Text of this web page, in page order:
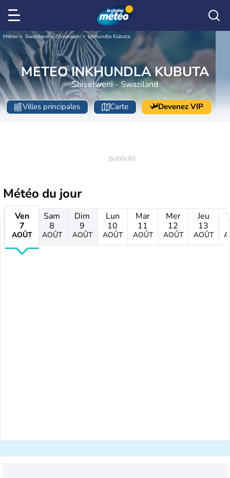
Météo Swaziland Shiselweni Inkhundla Kubuta
METEO INKHUNDLA KUBUTA
Shiselweni - Swaziland
Villes principales Carte Devenez VIP
Météo du jour
Ven
7
AOÛT
Sam
8
AOÛT
Dim
9
AOÛT
Lun
10
AOÛT
Mar
11
AOÛT
Mer
12
AOÛT
Jeu
13
AOÛT